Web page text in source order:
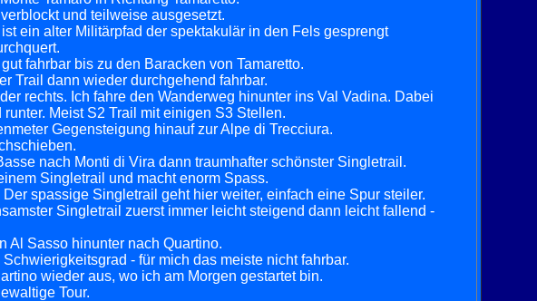
und teilweise ausgesetzt.
ein alter Militärpfad der spektakulär in den Fels gesprengt
fahrbar bis zu den Baracken von Tamaretto.
Trail dann wieder durchgehend fahrbar.
rechts. Ich fahre den Wanderweg hinunter ins Val Vadina. Dabei
Meist S2 Trail mit einigen S3 Stellen.
Gegensteigung hinauf zur Alpe di Trecciura.
nach Monti di Vira dann traumhafter schönster Singletrail.
Singletrail und macht enorm Spass.
spassige Singletrail geht hier weiter, einfach eine Spur steiler.
Singletrail zuerst immer leicht steigend dann leicht fallend -
Al Sasso hinunter nach Quartino.
- für mich das meiste nicht fahrbar.
wieder aus, wo ich am Morgen gestartet bin.
Tour.